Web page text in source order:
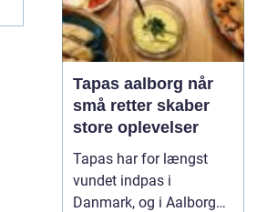
Tapas aalborg når
små retter skaber
store oplevelser
Tapas har for længst
vundet indpas i
Danmark, og i Aalborg